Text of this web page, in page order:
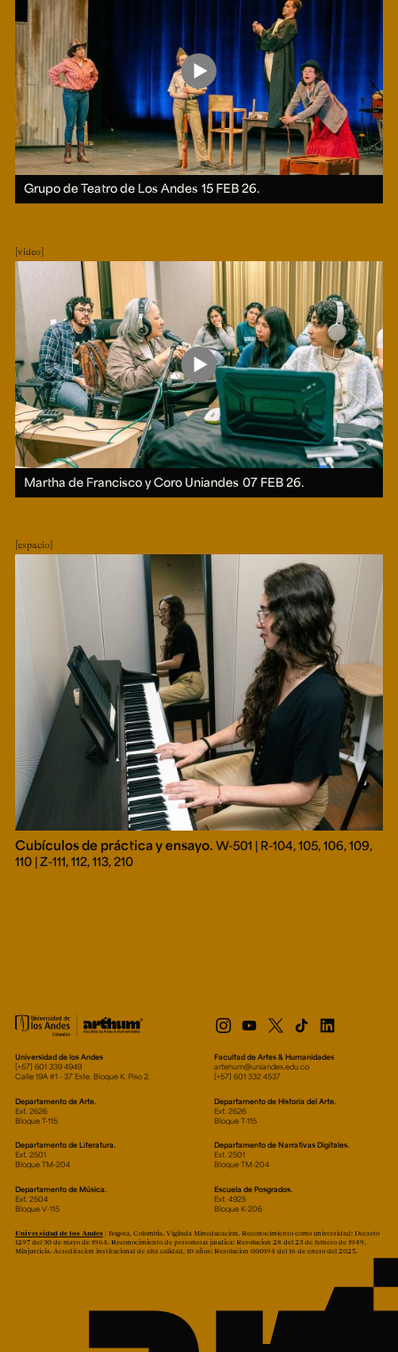
Grupo de Teatro de Los Andes 15 FEB 26.
video
Martha de Francisco y Coro Uniandes 07 FEB 26.
espacio
Cubículos de práctica y ensayo. W-501 | R-104, 105, 106, 109,
110 | Z-111, 112, 113, 210
Universidad de los Andes
[+57] 601 339 4949
Calle 19A #1 - 37 Este. Bloque K. Piso 2.
Facultad de Artes & Humanidades
artehum@uniandes.edu.co
[+57] 601 332 4537
Departamento de Arte.
Ext. 2626
Bloque T-115
Departamento de Historia del Arte.
Ext. 2626
Bloque T-115
Departamento de Literatura.
Ext. 2501
Bloque TM-204
Departamento de Narrativas Digitales.
Ext. 2501
Bloque TM-204
Departamento de Música.
Ext. 2504
Bloque V-115
Escuela de Posgrados.
Ext. 4925
Bloque K-206
Universidad de los Andes| Bogotá, Colombia. Vigilada Mineducación. Reconocimiento como universidad: Decreto
1297 del 30 de mayo de 1964. Reconocimiento de personería jurídica: Resolución 28 del 23 de febrero de 1949,
Minjusticia. Acreditación institucional de alta calidad, 10 años: Resolución 000194 del 16 de enero del 2025.